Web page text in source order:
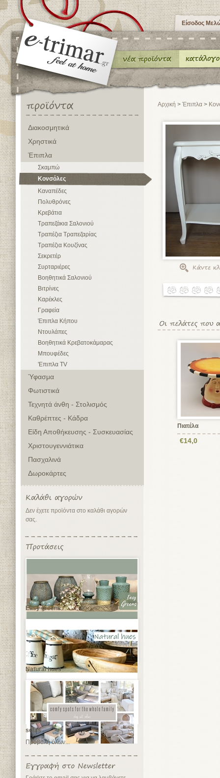
Είσοδος
Διακοσμητικά
Χρηστικά
Έπιπλα
Σκαμπώ
Κονσόλες
Καναπέδες
Πολυθρόνες
Κρεβάτια
Τραπεζάκια Σαλονιού
Τραπέζια Τραπεζαρίας
Τραπέζια Κουζίνας
Σεκρετέρ
Συρταριέρες
Βοηθητικά Σαλονιού
Βιτρίνες
Καρέκλες
Γραφεία
Έπιπλα Κήπου
Ντουλάπες
Βοηθητικά Κρεβατοκάμαρας
Μπουφέδες
'Επιπλα TV
Ύφασμα
Φωτιστικά
Τεχνητά άνθη - Στολισμός
Καθρέπτες - Κάδρα
Είδη Αποθήκευσης - Συσκευασίας
Χριστουγεννιάτικα
Πασχαλινά
Δωροκάρτες
Δεν έχετε προϊόντα στο καλάθι αγορών
σας.
Easy greens
Natural hues
sofas
Προβολή όλων...
Αρχική > Έπιπλα >
Πιατέλα
€14,0